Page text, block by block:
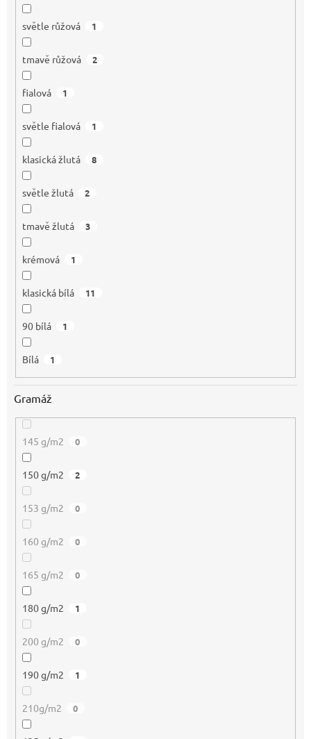
světle růžová 1
tmavě růžová 2
fialová 1
světle fialová 1
klasická žlutá 8
světle žlutá 2
tmavě žlutá 3
krémová 1
klasická bílá 11
90 bílá 1
Bílá 1
Gramáž
145 g/m2 0
150 g/m2 2
153 g/m2 0
160 g/m2 0
165 g/m2 0
180 g/m2 1
200 g/m2 0
190 g/m2 1
210g/m2 0